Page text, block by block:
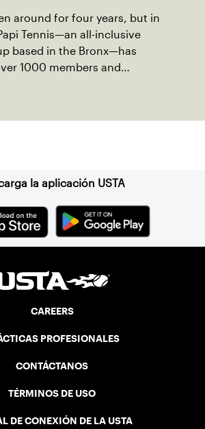
around for four years, but in
Tennis—an all-inclusive
based in the Bronx—has
1000 members and
la aplicación USTA
CAREERS
PROFESIONALES
CONTÁCTANOS
TÉRMINOS DE USO
DE CONEXIÓN DE LA USTA